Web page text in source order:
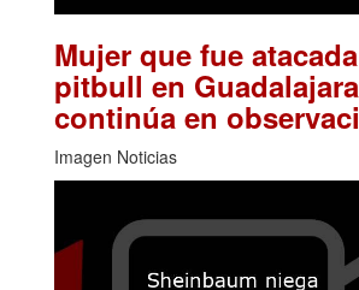
Mujer que fue
pitbull en Guadalajara
continúa en
Imagen Noticias